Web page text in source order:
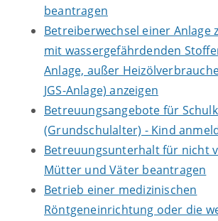
beantragen
Betreiberwechsel einer Anlage
mit wassergefährdenden
Anlage, außer
JGS-Anlage) anzeigen
Betreuungsangebote für
(Grundschulalter) - Kind
Betreuungsunterhalt für nicht
Mütter und Väter beantragen
Betrieb einer medizinischen
Röntgeneinrichtung oder die